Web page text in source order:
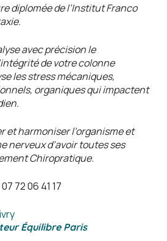
diplomée de l’Institut Franco
avec précision le
de votre colonne
les stress mécaniques,
organiques qui impactent
et harmoniser l’organisme et
nerveux d’avoir toutes ses
Chiropratique.
07 72 06 41 17
Équilibre Paris